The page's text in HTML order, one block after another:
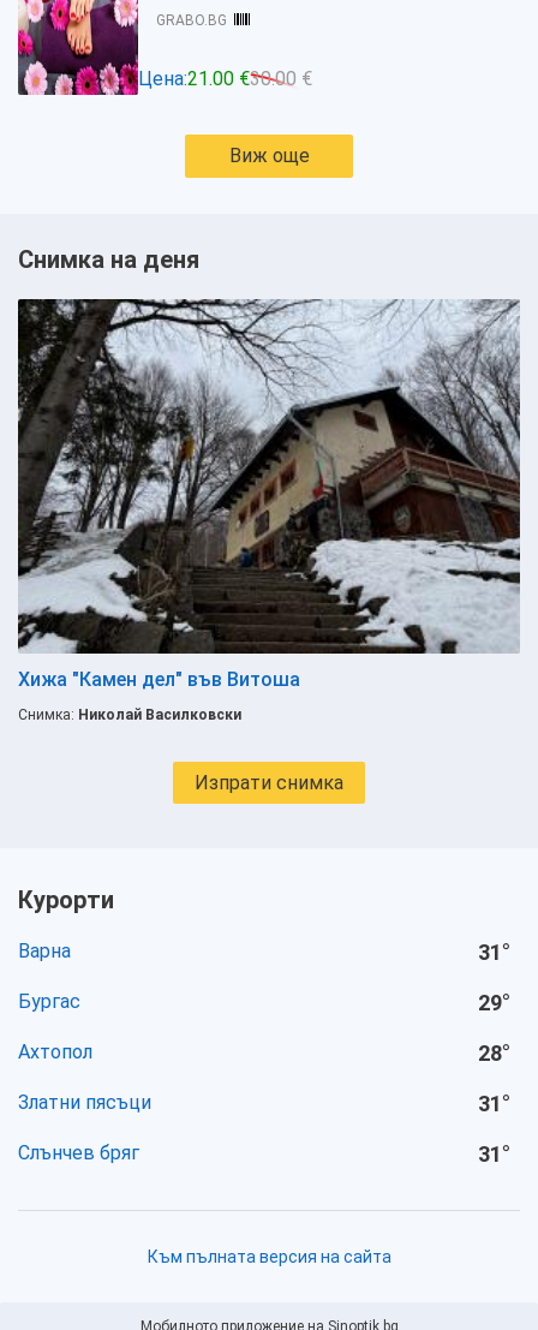
GRABO.BG
Цена:21.00 €30.00 €
Виж още
Снимка на деня
Хижа "Камен дел" във Витоша
Снимка: Николай Василковски
Изпрати снимка
Курорти
Варна 31°
Бургас 29°
Ахтопол 28°
Златни пясъци 31°
Слънчев бряг 31°
Към пълната версия на сайта
Мобилното приложение на Sinoptik.bg